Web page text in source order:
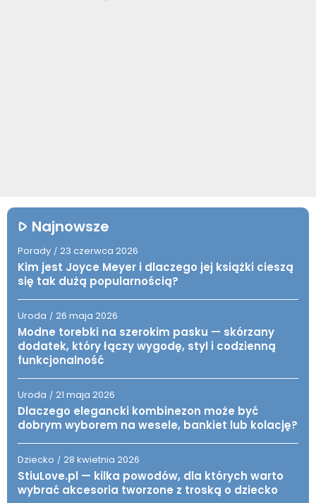
Najnowsze
Porady / 23 czerwca 2026
Kim jest Joyce Meyer i dlaczego jej książki cieszą
się tak dużą popularnością?
Uroda / 26 maja 2026
Modne torebki na szerokim pasku — skórzany
dodatek, który łączy wygodę, styl i codzienną
funkcjonalność
Uroda / 21 maja 2026
Dlaczego elegancki kombinezon może być
dobrym wyborem na wesele, bankiet lub kolację?
Dziecko / 28 kwietnia 2026
StiuLove.pl — kilka powodów, dla których warto
wybrać akcesoria tworzone z troską o dziecko